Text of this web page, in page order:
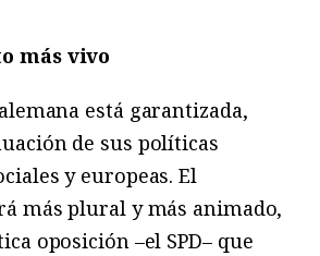
más vivo
está garantizada,
de sus políticas
y europeas. El
más plural y más animado,
oposición –el SPD– que